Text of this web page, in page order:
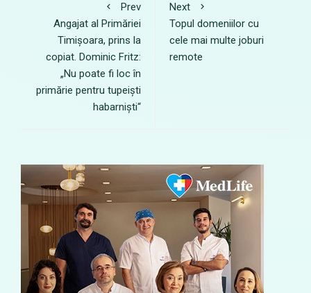
Prev
Angajat al Primăriei
Timișoara, prins la
copiat. Dominic Fritz:
„Nu poate fi loc în
primărie pentru tupeiști
habarniști“
Next
Topul domeniilor cu
cele mai multe joburi
remote